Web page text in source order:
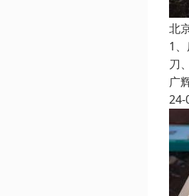
北
1
刀
广
24-